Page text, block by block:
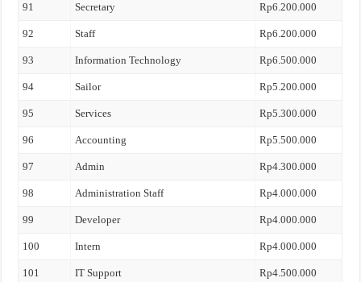
91 Secretary Rp6.200.000
92 Staff Rp6.200.000
93 Information Technology Rp6.500.000
94 Sailor Rp5.200.000
95 Services Rp5.300.000
96 Accounting Rp5.500.000
97 Admin Rp4.300.000
98 Administration Staff Rp4.000.000
99 Developer Rp4.000.000
100 Intern Rp4.000.000
101 IT Support Rp4.500.000